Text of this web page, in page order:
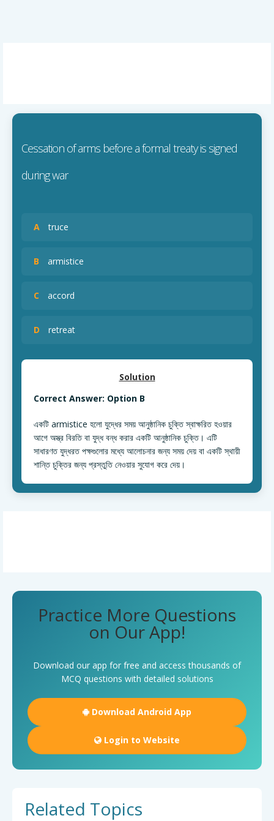
Cessation of arms before a formal treaty is signed
during war
A truce
B armistice
C accord
D retreat
Solution
Correct Answer: Option B
একটি armistice হলো যুদ্ধের সময় আনুষ্ঠানিক চুক্তি স্বাক্ষরিত হওয়ার
আগে অস্ত্র বিরতি বা যুদ্ধ বন্ধ করার একটি আনুষ্ঠানিক চুক্তি। এটি
সাধারণত যুদ্ধরত পক্ষগুলোর মধ্যে আলোচনার জন্য সময় দেয় বা একটি স্থায়ী
শান্তি চুক্তির জন্য প্রস্তুতি নেওয়ার সুযোগ করে দেয়।
Practice More Questions
on Our App!
Download our app for free and access thousands of
MCQ questions with detailed solutions
Download Android App
Login to Website
Related Topics